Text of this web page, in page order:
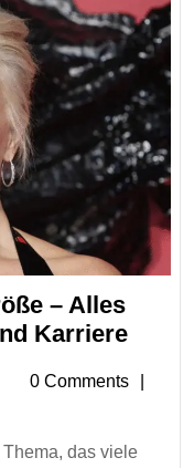
– Alles
Karriere
Alles
0 Comments
das viele